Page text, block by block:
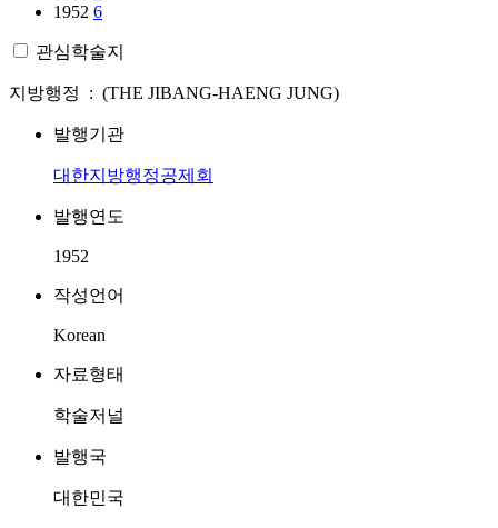
1952 6
관심학술지
지방행정 : (THE JIBANG-HAENG JUNG)
발행기관
대한지방행정공제회
발행연도
1952
작성언어
Korean
자료형태
학술저널
발행국
대한민국